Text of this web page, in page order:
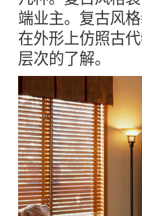
端业主。复古风
在外形上仿照古
层次的了解。